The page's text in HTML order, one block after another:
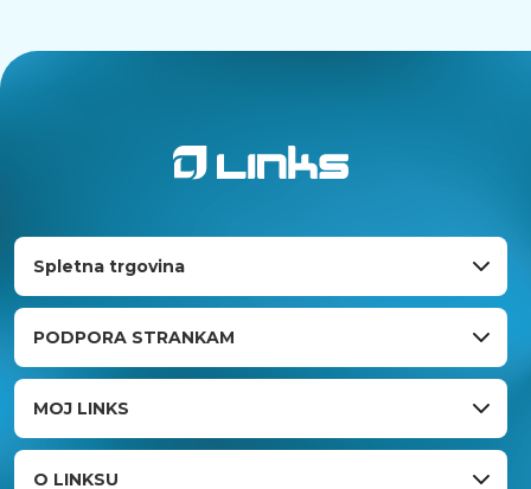
Spletna trgovina
PODPORA STRANKAM
MOJ LINKS
O LINKSU